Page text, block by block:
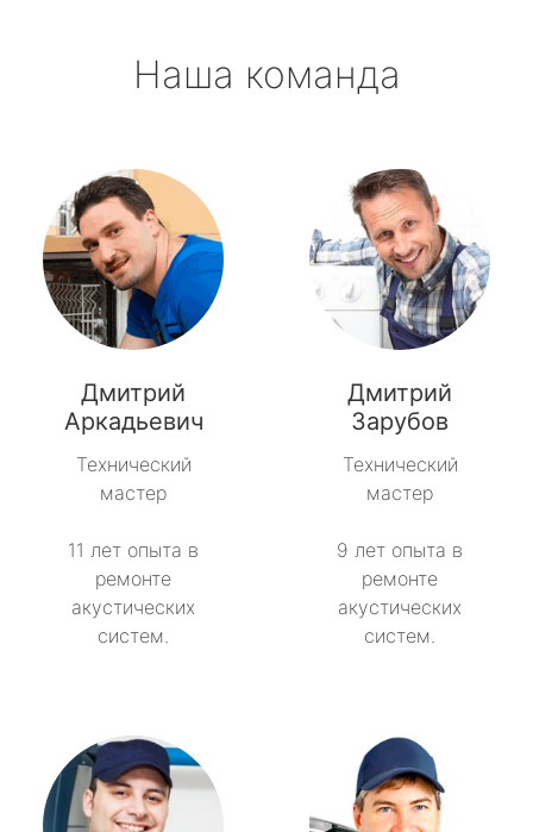
Наша команда
Дмитрий
Аркадьевич
Технический
мастер
11 лет опыта в
ремонте
акустических
систем.
Дмитрий
Зарубов
Технический
мастер
9 лет опыта в
ремонте
акустических
систем.